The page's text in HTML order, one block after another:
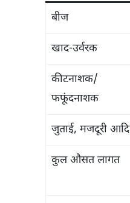
बीज
खाद-उर्वरक
कीटनाशक/
फफूंदनाशक
जुताई, मजदूरी आदि
कुल औसत लागत